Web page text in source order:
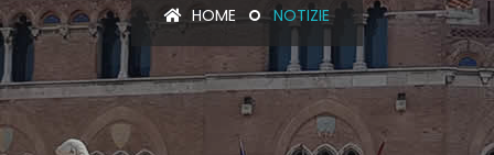
HOME NOTIZIE